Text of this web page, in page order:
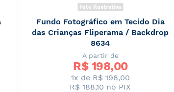
Foto Ilustrativa
Fundo Fotográfico em Tecido Dia
das Crianças Fliperama / Backdrop
8634
A partir de
R$ 198,00
1x de R$ 198,00
R$ 188,10 no PIX